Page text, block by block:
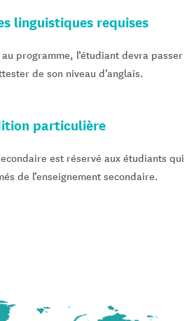
linguistiques requises
programme, l’étudiant devra passer
de son niveau d’anglais.
particulière
est réservé aux étudiants qui
de l’enseignement secondaire.